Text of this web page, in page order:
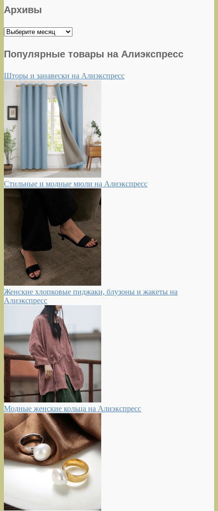
Архивы
Архивы
Популярные товары на Алиэкспресс
Шторы и занавески на Алиэкспресс
Стильные и модные мюли на Алиэкспресс
Женские хлопковые пиджаки, блузоны и жакеты на
Алиэкспресс
Модные женские кольца на Алиэкспресс